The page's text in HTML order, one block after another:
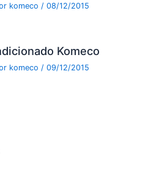
komeco /08/12/2015
Komeco
komeco/09/12/2015